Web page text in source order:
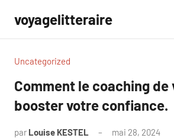
contenu
voyagelitteraire
Uncategorized
Comment le coaching de
booster votre confiance.
par Louise KESTEL mai 28, 2024